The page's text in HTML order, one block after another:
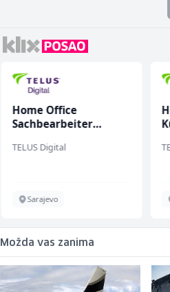
Home Office
Sachbearbeiter
bekannten deutschen
TELUS Digital
Sarajevo
Možda vas zanima